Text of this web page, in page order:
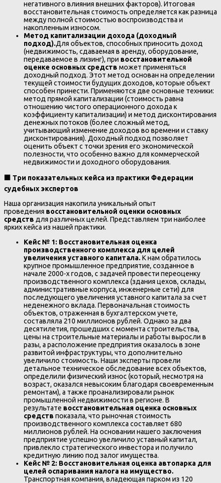
негативного влияния внешних факторов). Итоговая
восстановительная стоимость определяется как разница
между полной стоимостью воспроизводства и
накопленным износом.
Метод капитализации дохода (доходный
подход).Для объектов, способных приносить доход
(недвижимость, сдаваемая в аренду, оборудование,
передаваемое в лизинг), при восстановительной
оценке основных средств может применяться
доходный подход. Этот метод основан на определении
текущей стоимости будущих доходов, которые объект
способен принести. Применяются две основные техники:
метод прямой капитализации (стоимость равна
отношению чистого операционного дохода к
коэффициенту капитализации) и метод дисконтирования
денежных потоков (более сложный метод,
учитывающий изменение доходов во времени и ставку
дисконтирования). Доходный подход позволяет
оценить объект с точки зрения его экономической
полезности, что особенно важно для коммерческой
недвижимости и доходного оборудования.
Три показательных кейса из практики Федерации
судебных экспертов
Наша организация накопила уникальный опыт
проведения восстановительной оценки основных
средств для различных целей. Представляем три наиболее
ярких кейса из нашей практики.
Кейс № 1: Восстановительная оценка
производственного комплекса для целей
увеличения уставного капитала.К нам обратилось
крупное промышленное предприятие, созданное в
начале 2000-х годов, с задачей провести переоценку
производственного комплекса (здания цехов, склады,
административные корпуса, инженерные сети) для
последующего увеличения уставного капитала за счет
неденежного вклада. Первоначальная стоимость
объектов, отраженная в бухгалтерском учете,
составляла 210 миллионов рублей. Однако за два
десятилетия, прошедших с момента строительства,
цены на строительные материалы и работы выросли в
разы, а расположение предприятия оказалось в зоне
развитой инфраструктуры, что дополнительно
увеличило стоимость. Наши эксперты провели
детальное техническое обследование всех объектов,
определили физический износ (который, несмотря на
возраст, оказался невысоким благодаря своевременным
ремонтам), а также проанализировали рынок
промышленной недвижимости в регионе. В
результате восстановительная оценка основных
средств показала, что рыночная стоимость
производственного комплекса составляет 680
миллионов рублей. На основании нашего заключения
предприятие успешно увеличило уставный капитал,
привлекло стратегического инвестора и получило
кредитную линию под залог имущества.
Кейс № 2: Восстановительная оценка автопарка для
целей оспаривания налога на имущество.
Транспортная компания, владеющая парком из 120